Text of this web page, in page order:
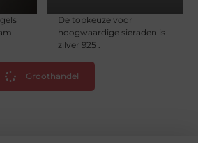
De topkeuze voor
hoogwaardige sieraden is
zilver 925 .
Groothandel